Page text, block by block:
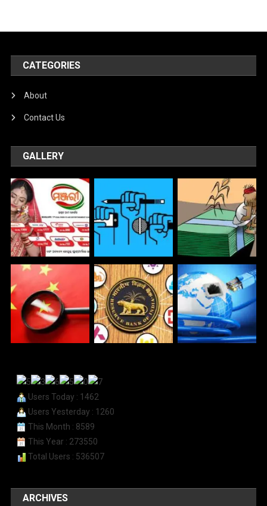
CATEGORIES
About
Contact Us
GALLERY
Users Today : 1462
Users Yesterday : 1260
This Month : 8589
This Year : 273550
Total Users : 536507
ARCHIVES